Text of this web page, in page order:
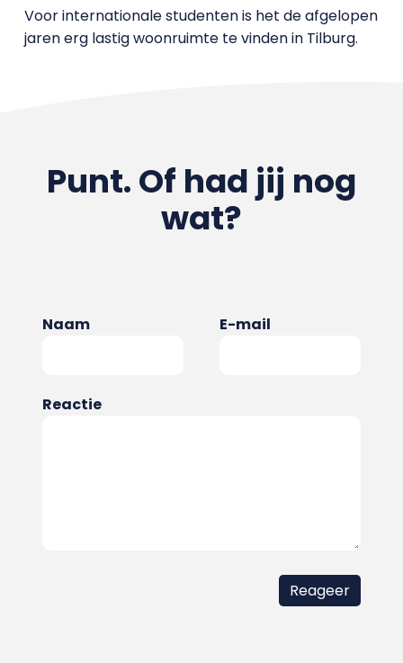
Voor internationale studenten is het de afgelopen
jaren erg lastig woonruimte te vinden in Tilburg.
Punt. Of had jij nog
wat?
Naam E-mail
Reactie